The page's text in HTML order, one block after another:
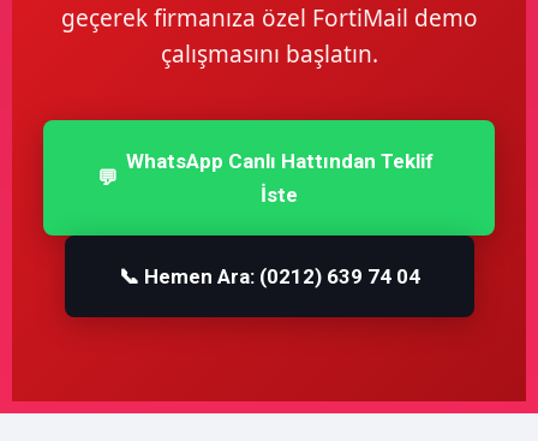
geçerek firmanıza özel FortiMail demo
çalışmasını başlatın.
💬
WhatsApp Canlı Hattından Teklif
İste
📞 Hemen Ara: (0212) 639 74 04